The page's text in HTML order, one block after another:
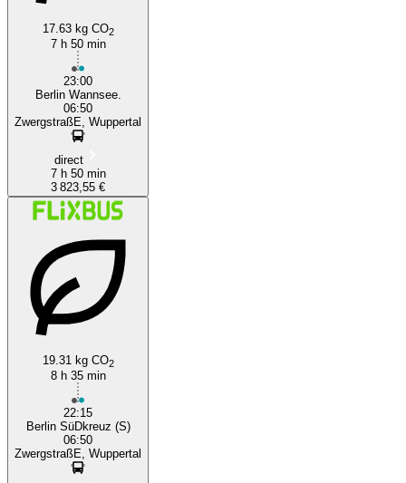
17.63 kg CO2
7 h 50 min
23:00
Berlin Wannsee.
06:50
ZwergstraßE, Wuppertal
direct
7 h 50 min
3 823,55 €
19.31 kg CO2
8 h 35 min
22:15
Berlin SüDkreuz (S)
06:50
ZwergstraßE, Wuppertal